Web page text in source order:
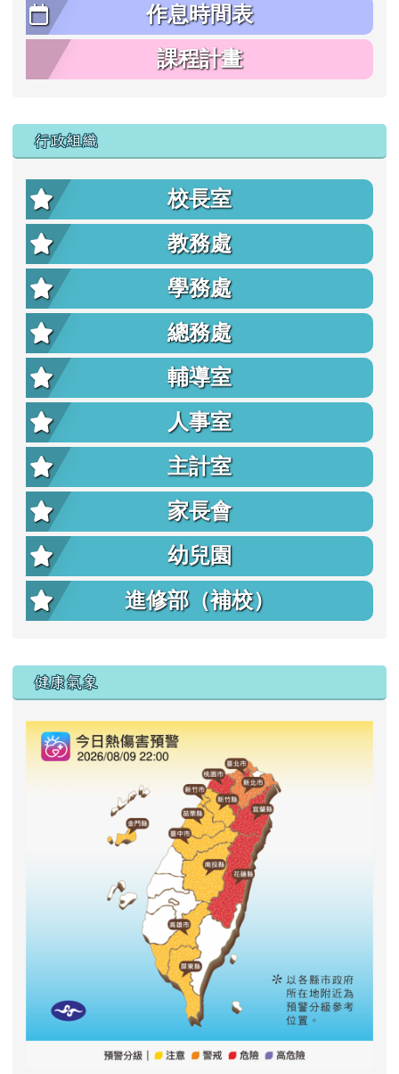
作息時間表
課程計畫
行政組織
校長室
教務處
學務處
總務處
輔導室
人事室
主計室
家長會
幼兒園
進修部（補校）
右邊區域內容
健康氣象